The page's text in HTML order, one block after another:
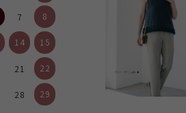
7 8
14 15
21 22
28 29